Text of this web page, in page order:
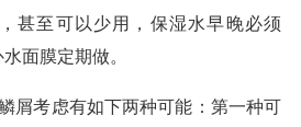
甚至可以少用，保湿水早晚必须
面膜定期做。
屑考虑有如下两种可能：第一种可